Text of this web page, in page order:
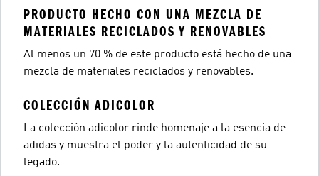
PRODUCTO HECHO CON UNA MEZCLA DE
MATERIALES RECICLADOS Y RENOVABLES
Al menos un 70 % de este producto está hecho de una
mezcla de materiales reciclados y renovables.
COLECCIÓN ADICOLOR
La colección adicolor rinde homenaje a la esencia de
adidas y muestra el poder y la autenticidad de su
legado.